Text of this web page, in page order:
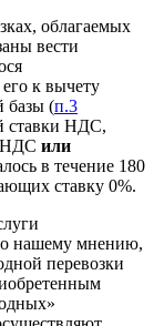
облагаемых
вести
к вычету
базы (п.3
ставки НДС,
НДС или
в течение 180
ставку 0%.
нашему мнению,
перевозки